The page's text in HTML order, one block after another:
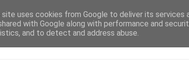
site uses cookies from Google to deliver its services
with Google along with performance and
and to detect and address abuse.